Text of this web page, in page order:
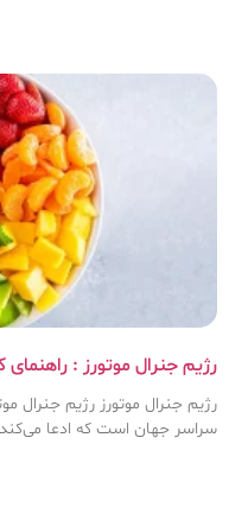
رژیم جنرال موتورز : راهنمای
رژیم جنرال موتورز رژیم جنرال
سراسر جهان است که ادعا می‌کند